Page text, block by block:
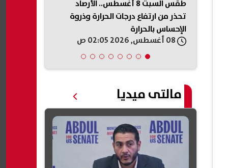
طقس السبت 8 أغسطس.. الأرصاد
تحذر من ارتفاع درجات الحرارة وذروة
الإحساس بالحرارة
مالتى ميديا